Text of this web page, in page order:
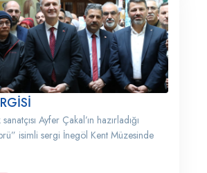
Ayfer Çakal’ın hazırladığı
isimli sergi İnegöl Kent Müzesinde